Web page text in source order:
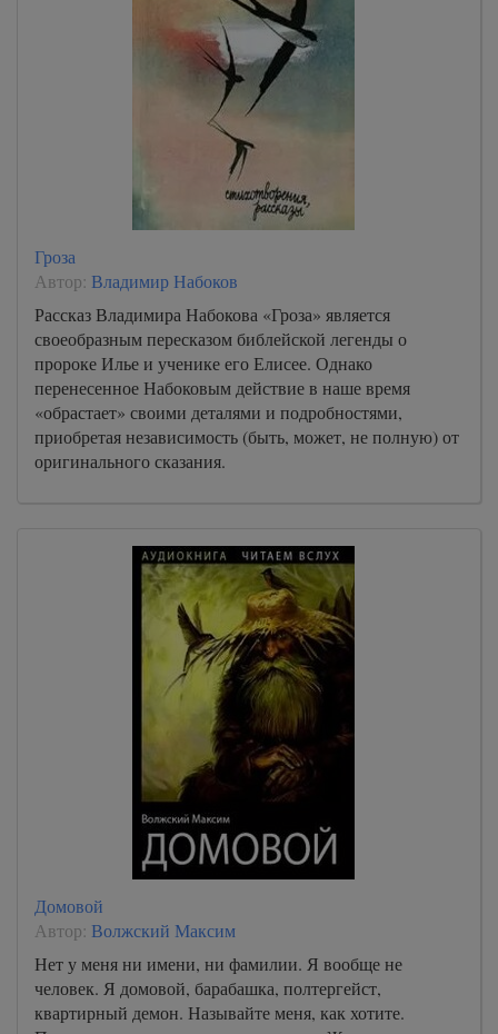
Гроза
Автор: Владимир Набоков
Рассказ Владимира Набокова «Гроза» является
своеобразным пересказом библейской легенды о
пророке Илье и ученике его Елисее. Однако
перенесенное Набоковым действие в наше время
«обрастает» своими деталями и подробностями,
приобретая независимость (быть, может, не полную) от
оригинального сказания.
Домовой
Автор: Волжский Максим
Нет у меня ни имени, ни фамилии. Я вообще не
человек. Я домовой, барабашка, полтергейст,
квартирный демон. Называйте меня, как хотите.